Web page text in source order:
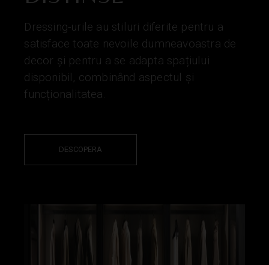
Dressing-urile au stiluri diferite pentru a
satisface toate nevoile dumneavoastra de
decor și pentru a se adapta spațiului
disponibil, combinând aspectul și
funcționalitatea.
DESCOPERA